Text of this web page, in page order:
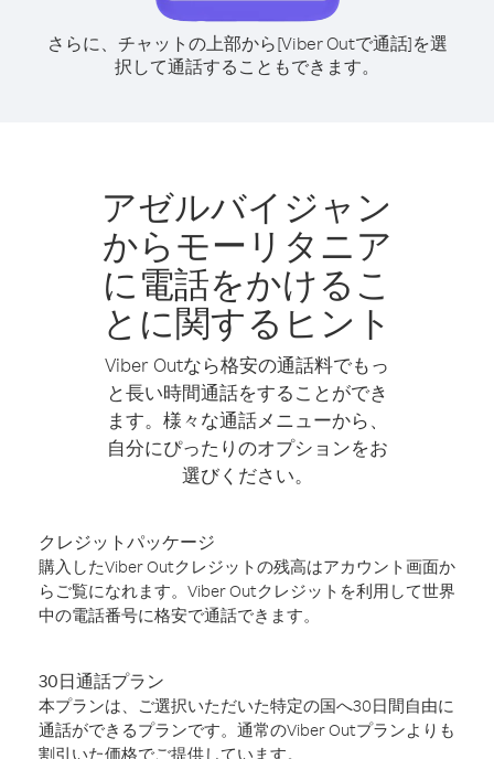
さらに、チャットの上部から[Viber Outで通話]を選
択して通話することもできます。
アゼルバイジャン
からモーリタニア
に電話をかけるこ
とに関するヒント
Viber Outなら格安の通話料でもっ
と長い時間通話をすることができ
ます。様々な通話メニューから、
自分にぴったりのオプションをお
選びください。
クレジットパッケージ
購入したViber Outクレジットの残高はアカウント画面か
らご覧になれます。Viber Outクレジットを利用して世界
中の電話番号に格安で通話できます。
30日通話プラン
本プランは、ご選択いただいた特定の国へ30日間自由に
通話ができるプランです。通常のViber Outプランよりも
割引いた価格でご提供しています。